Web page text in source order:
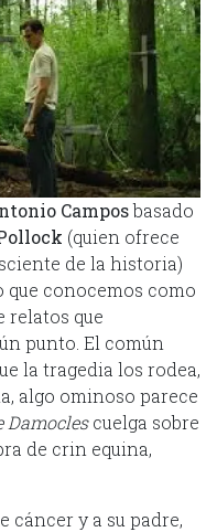
Camposbasado
(quien ofrece
de la historia)
que conocemos como
relatos que
punto. El común
la tragedia los rodea,
algo ominoso parece
Damoclescuelga sobre
de crin equina,
cáncer y a su padre,